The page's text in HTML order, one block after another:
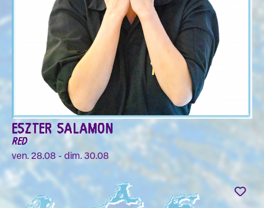
ESZTER SALAMON
RED
ven. 28.08 - dim. 30.08